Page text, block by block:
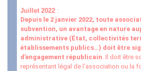
Juillet 2022 :
Depuis le 2 janvier 2022, toute
subvention, un avantage en nature
administrative (État, collectivités
établissements publics…) doit être
d’engagement républicain. Il doit être
représentant légal de l’association ou la